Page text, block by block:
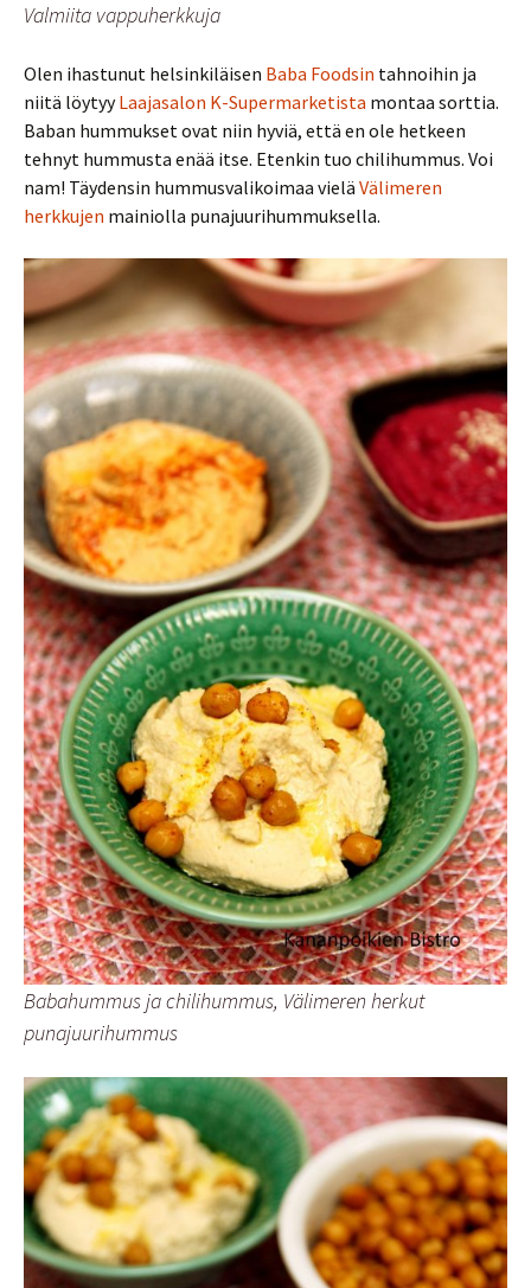
Valmiita vappuherkkuja
Olen ihastunut helsinkiläisen Baba Foodsin tahnoihin ja
niitä löytyyLaajasalon K-Supermarketista montaa sorttia.
Baban hummukset ovat niin hyviä, että en ole hetkeen
tehnyt hummusta enää itse. Etenkin tuo chilihummus. Voi
nam! Täydensin hummusvalikoimaa vielä Välimeren
herkkujen mainiolla punajuurihummuksella.
Babahummus ja chilihummus, Välimeren herkut
punajuurihummus